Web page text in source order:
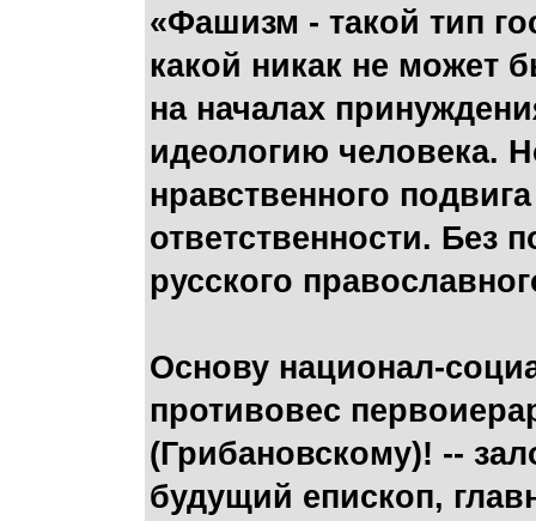
«Фашизм - такой тип
какой никак не может
на началах
идеологию человека.
нравственного
ответственности.
русского
Основу национал-
противовес
(Грибановскому)! --
будущий епископ,